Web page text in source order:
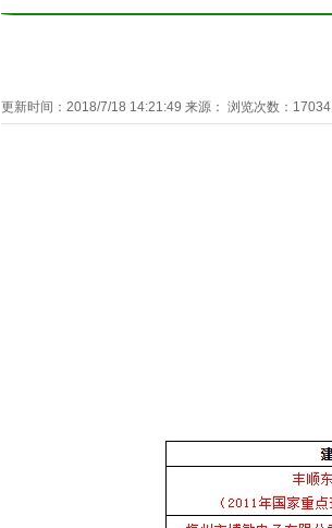
更新时间：2018/7/18 14:21:49 来源： 浏览次数：17034